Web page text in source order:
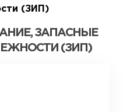
(ЗИП)
ЗАПАСНЫЕ
(ЗИП)